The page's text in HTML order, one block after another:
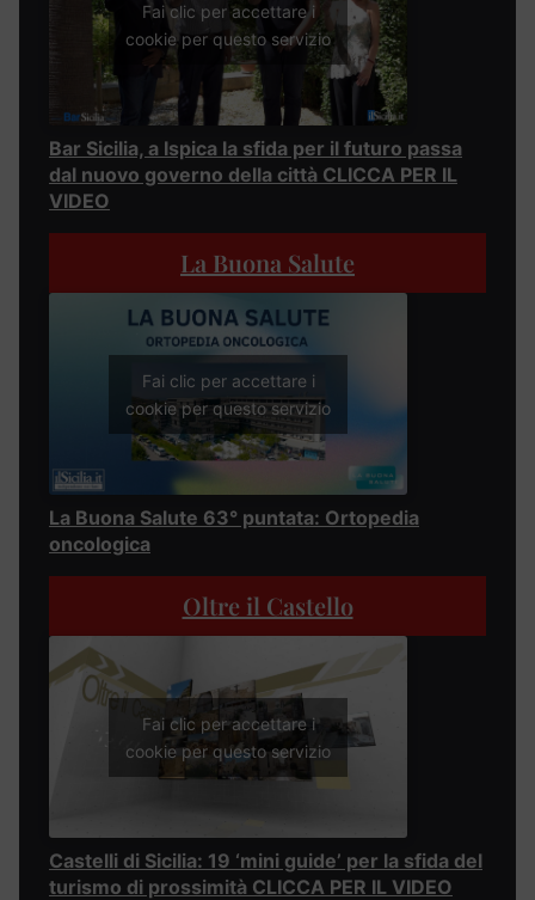
Fai clic per accettare i
cookie per questo servizio
Bar Sicilia, a Ispica la sfida per il futuro passa
dal nuovo governo della città CLICCA PER IL
VIDEO
La Buona Salute
Fai clic per accettare i
cookie per questo servizio
La Buona Salute 63° puntata: Ortopedia
oncologica
Oltre il Castello
Fai clic per accettare i
cookie per questo servizio
Castelli di Sicilia: 19 ‘mini guide’ per la sfida del
turismo di prossimità CLICCA PER IL VIDEO